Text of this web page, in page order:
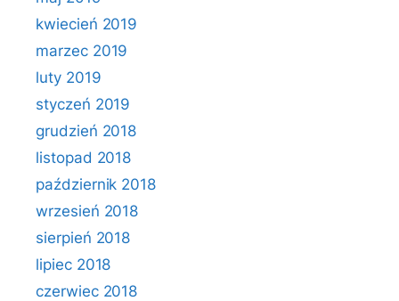
kwiecień 2019
marzec 2019
luty 2019
styczeń 2019
grudzień 2018
listopad 2018
październik 2018
wrzesień 2018
sierpień 2018
lipiec 2018
czerwiec 2018